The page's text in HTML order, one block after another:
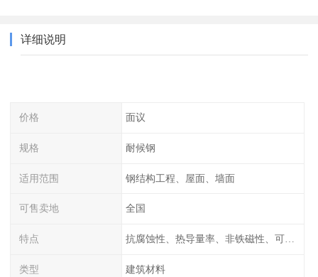
详细说明
价格 面议
规格 耐候钢
适用范围 钢结构工程、屋面、墙面
可售卖地 全国
特点 抗腐蚀性、热导量率、非铁磁性、可加工性、可成形性、回收性
类型 建筑材料